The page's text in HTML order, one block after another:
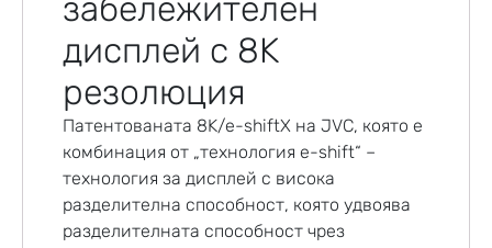
забележителен
дисплей с 8K
резолюция
Патентованата 8K/e-shiftX на JVC, която е
комбинация от „технология e-shift“ –
технология за дисплей с висока
разделителна способност, която удвоява
разделителната способност чрез